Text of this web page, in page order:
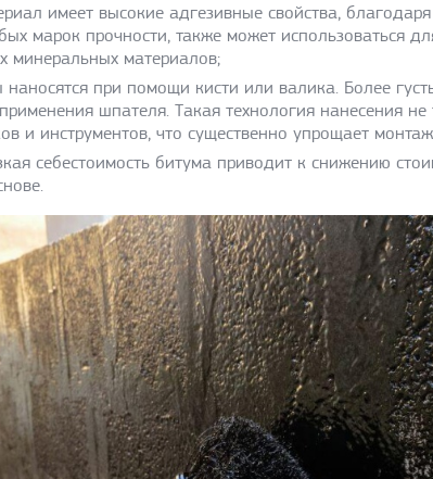
имеет высокие адгезивные свойства,
марок прочности, также может использоваться
минеральных материалов;
наносятся при помощи кисти или валика. Более
шпателя. Такая технология нанесения не
и инструментов, что существенно упрощает
себестоимость битума приводит к снижению